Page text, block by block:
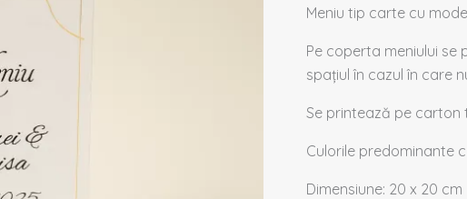
Meniu tip carte cu
Pe coperta meniului se
spațiul în cazul în care
Se printează pe carton
Culorile predominante
Dimensiune: 20 x 20 cm